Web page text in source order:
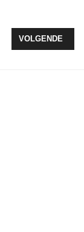
AUTO’S
VOLGENDE
VOLGENDE